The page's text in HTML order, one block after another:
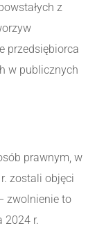
z
przedsiębiorca
w publicznych
prawnym, w
zostali objęci
zwolnienie to
2024 r.